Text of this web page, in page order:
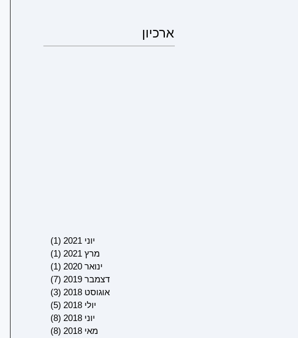
ארכיון
יוני 2021 (1)
מרץ 2021
(1)
ינואר 2020
(1)
דצמבר 2019
(7)
אוגוסט 2018
(3)
יולי 2018
(5)
יוני 2018
(8)
מאי 2018
(8)